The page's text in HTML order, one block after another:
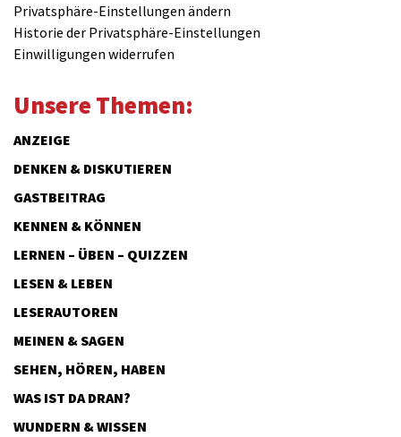
Privatsphäre-Einstellungen ändern
Historie der Privatsphäre-Einstellungen
Einwilligungen widerrufen
Unsere Themen:
ANZEIGE
DENKEN & DISKUTIEREN
GASTBEITRAG
KENNEN & KÖNNEN
LERNEN – ÜBEN – QUIZZEN
LESEN & LEBEN
LESERAUTOREN
MEINEN & SAGEN
SEHEN, HÖREN, HABEN
WAS IST DA DRAN?
WUNDERN & WISSEN